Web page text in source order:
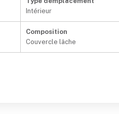
Intérieur
Composition
Couvercle lâche